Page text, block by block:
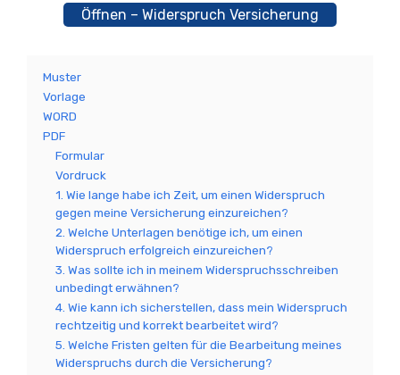
Öffnen – Widerspruch Versicherung
Muster
Vorlage
WORD
PDF
Formular
Vordruck
1. Wie lange habe ich Zeit, um einen Widerspruch
gegen meine Versicherung einzureichen?
2. Welche Unterlagen benötige ich, um einen
Widerspruch erfolgreich einzureichen?
3. Was sollte ich in meinem Widerspruchsschreiben
unbedingt erwähnen?
4. Wie kann ich sicherstellen, dass mein Widerspruch
rechtzeitig und korrekt bearbeitet wird?
5. Welche Fristen gelten für die Bearbeitung meines
Widerspruchs durch die Versicherung?